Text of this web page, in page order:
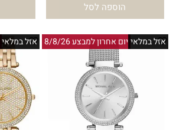
הוספה לסל
יום אחרון למבצע 8/8/26אזל במלאי אזל במלאי